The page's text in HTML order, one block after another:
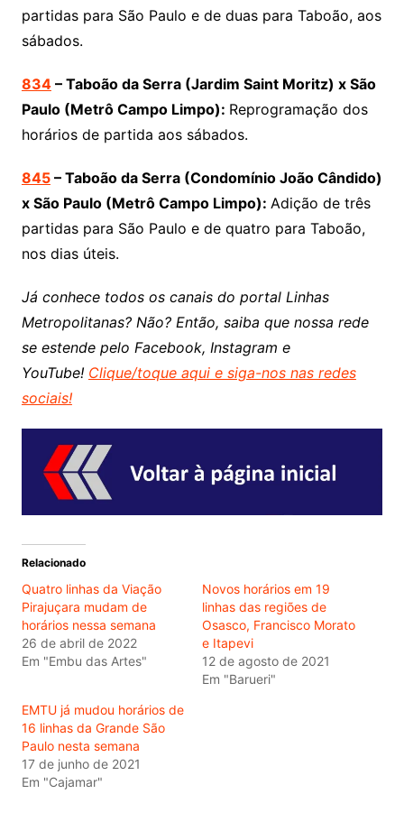
partidas para São Paulo e de duas para Taboão, aos
sábados.
834– Taboão da Serra (Jardim Saint Moritz) x São
Paulo (Metrô Campo Limpo): Reprogramação dos
horários de partida aos sábados.
845– Taboão da Serra (Condomínio João Cândido)
x São Paulo (Metrô Campo Limpo): Adição de três
partidas para São Paulo e de quatro para Taboão,
nos dias úteis.
Já conhece todos os canais do portal Linhas
Metropolitanas? Não? Então, saiba que nossa rede
se estende pelo Facebook, Instagram e
YouTube! Clique/toque aqui e siga-nos nas redes
sociais!
Relacionado
Quatro linhas da Viação
Pirajuçara mudam de
horários nessa semana
26 de abril de 2022
Em "Embu das Artes"
Novos horários em 19
linhas das regiões de
Osasco, Francisco Morato
e Itapevi
12 de agosto de 2021
Em "Barueri"
EMTU já mudou horários de
16 linhas da Grande São
Paulo nesta semana
17 de junho de 2021
Em "Cajamar"